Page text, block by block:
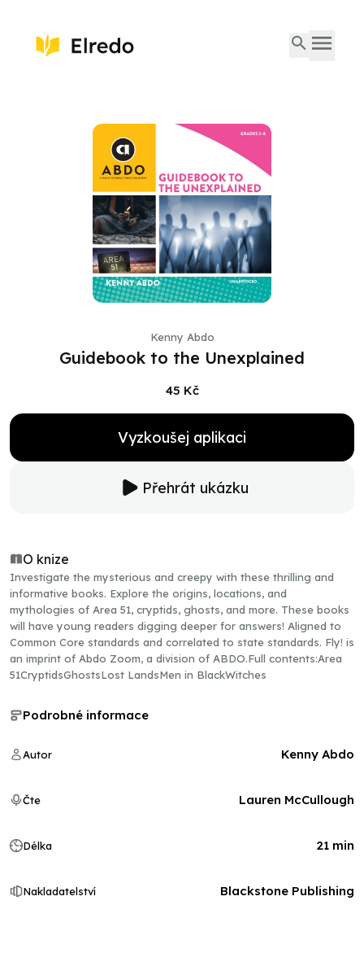
Kenny Abdo
Guidebook to the Unexplained
45 Kč
Vyzkoušej aplikaci
Přehrát ukázku
O knize
Investigate the mysterious and creepy with these thrilling and
informative books. Explore the origins, locations, and
mythologies of Area 51, cryptids, ghosts, and more. These books
will have young readers digging deeper for answers! Aligned to
Common Core standards and correlated to state standards. Fly! is
an imprint of Abdo Zoom, a division of ABDO.Full contents:Area
51CryptidsGhostsLost LandsMen in BlackWitches
Podrobné informace
Autor Kenny Abdo
Čte Lauren McCullough
Délka 21 min
Nakladatelství Blackstone Publishing